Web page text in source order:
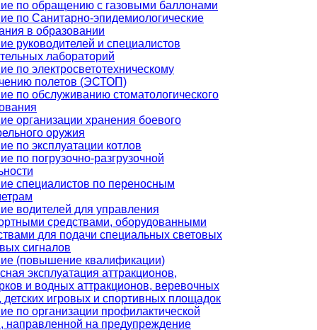
по обращению с газовыми баллонами
по Санитарно-эпидемиологические
в образовании
руководителей и специалистов
лабораторий
по электросветотехническому
полетов (ЭСТОП)
по обслуживанию стоматологического
организации хранения боевого
оружия
по эксплуатации котлов
по погрузочно-разгрузочной
специалистов по переносным
водителей для управления
средствами, оборудованными
для подачи специальных световых
сигналов
(повышение квалификации)
эксплуатация аттракционов,
и водных аттракционов, веревочных
детских игровых и спортивных площадок
по организации профилактической
направленной на предупреждение